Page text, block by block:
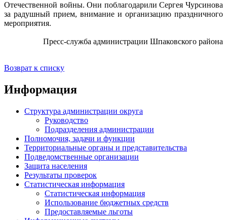
Отечественной войны. Они поблагодарили Сергея Чурсинова
за радушный прием, внимание и организацию праздничного
мероприятия.
Пресс-служба администрации Шпаковского района
Возврат к списку
Информация
Структура администрации округа
Руководство
Подразделения администрации
Полномочия, задачи и функции
Территориальные органы и представительства
Подведомственные организации
Защита населения
Результаты проверок
Статистическая информация
Статистическая информация
Использование бюджетных средств
Предоставляемые льготы